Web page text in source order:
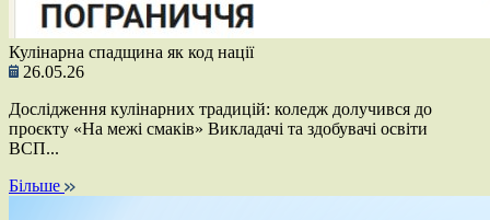
Кулінарна спадщина як код нації
26.05.26
Дослідження кулінарних традицій: коледж долучився до
проєкту «На межі смаків» Викладачі та здобувачі освіти
ВСП...
Більше